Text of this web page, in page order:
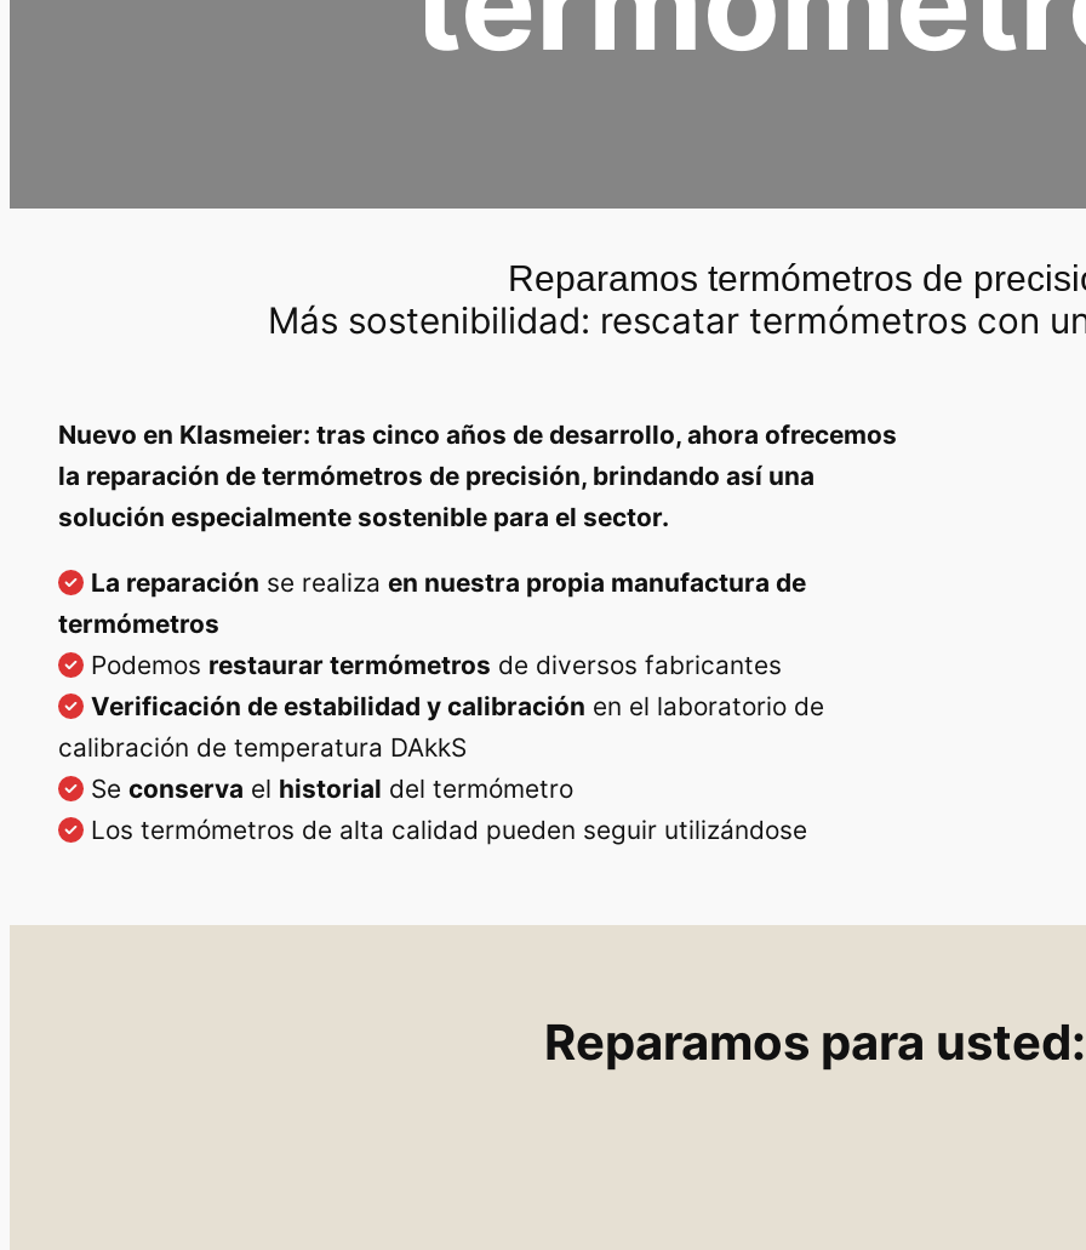
Reparamos termómetros de
Más sostenibilidad: rescatar termómetros con
Nuevo en Klasmeier: tras cinco años de desarrollo, ahora ofrecemos
la reparación de termómetros de precisión, brindando así una
solución especialmente sostenible para el sector.
La reparación se realiza en nuestra propia manufactura de
termómetros
Podemos restaurar termómetros de diversos fabricantes
Verificación de estabilidad y calibración en el laboratorio de
calibración de temperatura DAkkS
Se conserva el historial del termómetro
Los termómetros de alta calidad pueden seguir utilizándose
Reparamos para usted: